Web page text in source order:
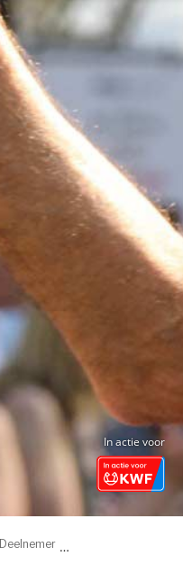
In actie voor
Deelnemer